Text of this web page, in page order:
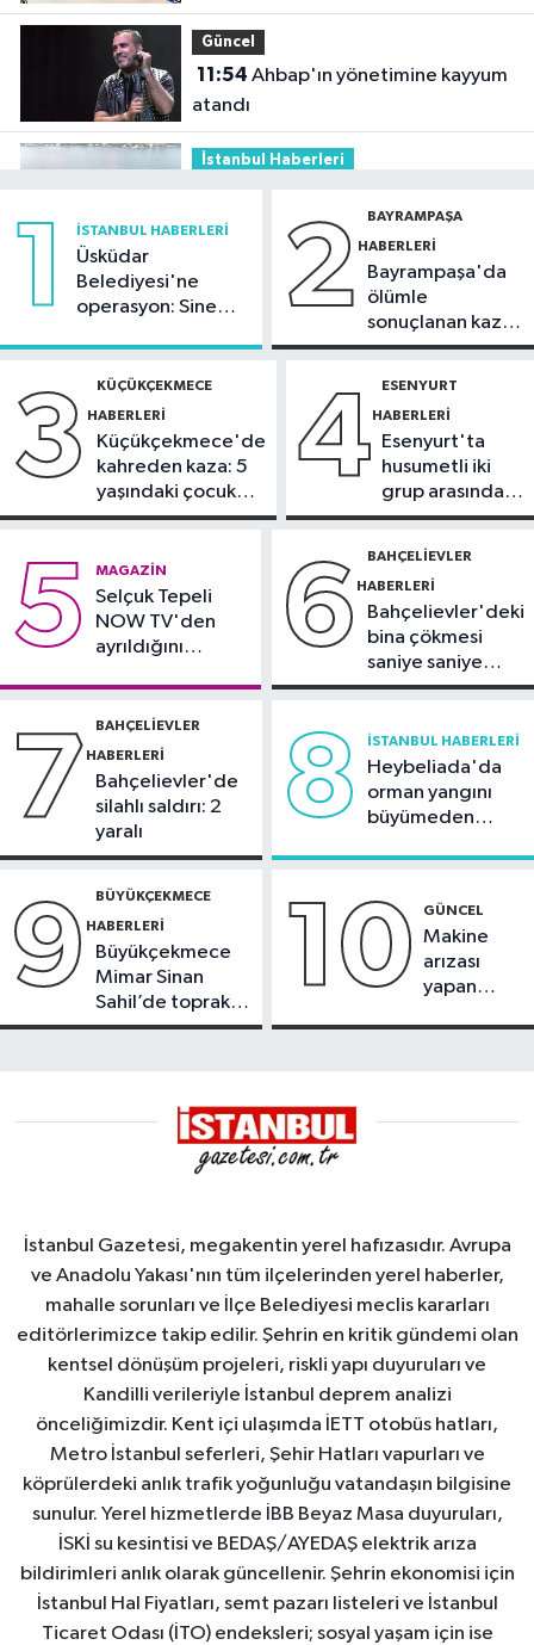
edildi
Güncel
11:54
atandı
İstanbul Haberleri
gemi, İstanbul Boğazı'ndan geçişini
10:59
güvenlik görevlisi alınacak
Güncel
faciayı önledi: Şüpheli gözaltında
1 İSTANBUL HABERLERI
Üsküdar
Belediyesi'ne
operasyon: Sinem
2 BAYRAMPAŞA
HABERLERI
Bayrampaşa'da
ölümle
sonuçlanan kaza:
Sürücü
3 KÜÇÜKÇEKMECE
HABERLERI
Küçükçekmece'de
kahreden kaza: 5
yaşındaki çocuk
yoğun bakımda
4 ESENYURT
HABERLERI
Esenyurt'ta
husumetli iki
grup arasında
silahlı kavga
5 MAGAZIN
Selçuk Tepeli
NOW TV'den
ayrıldığını
6 BAHÇELIEVLER
HABERLERI
Bahçelievler'deki
bina çökmesi
saniye saniye
görüntülendi
7 BAHÇELIEVLER
HABERLERI
Bahçelievler'de
silahlı saldırı: 2
yaralı
8 İSTANBUL HABERLERI
Heybeliada'da
orman yangını
büyümeden
9 BÜYÜKÇEKMECE
HABERLERI
Büyükçekmece
Mimar Sinan
Sahil’de toprak
kayması
10 GÜNCEL
Makine
arızası
yapan
İstanbul Gazetesi, megakentin yerel hafızasıdır. Avrupa
ve Anadolu Yakası'nın tüm ilçelerinden yerel haberler,
mahalle sorunları ve İlçe Belediyesi meclis kararları
editörlerimizce takip edilir. Şehrin en kritik gündemi olan
kentsel dönüşüm projeleri, riskli yapı duyuruları ve
Kandilli verileriyle İstanbul deprem analizi
önceliğimizdir. Kent içi ulaşımda İETT otobüs hatları,
Metro İstanbul seferleri, Şehir Hatları vapurları ve
köprülerdeki anlık trafik yoğunluğu vatandaşın bilgisine
sunulur. Yerel hizmetlerde İBB Beyaz Masa duyuruları,
İSKİ su kesintisi ve BEDAŞ/AYEDAŞ elektrik arıza
bildirimleri anlık olarak güncellenir. Şehrin ekonomisi için
İstanbul Hal Fiyatları, semt pazarı listeleri ve İstanbul
Ticaret Odası (İTO) endeksleri; sosyal yaşam için ise